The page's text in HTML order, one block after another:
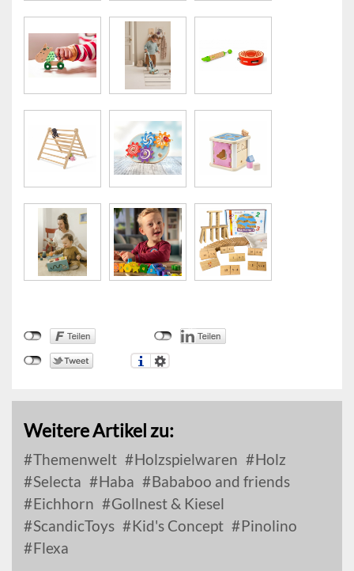
Weitere Artikel zu:
Themenwelt Holzspielwaren
Holz
Selecta
Haba
Bababoo and friends
Eichhorn
Gollnest & Kiesel
ScandicToys
Kid's Concept
Pinolino
Flexa